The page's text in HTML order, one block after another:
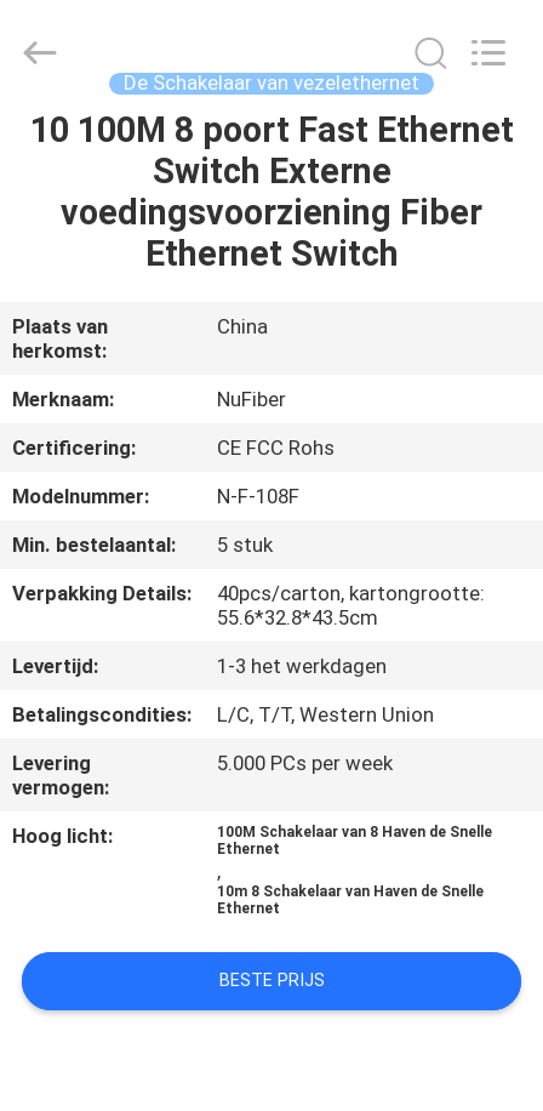
HUIS
PRODUCTEN
ONS
FABRIEKSREIS
KWALITEITSCONTROLE
CONTACTEER
ONS
NIEUWS
VERZOEK
OM
EEN
SITEMAP
Technology
Co.,Ltd.
Developed
De Schakelaar van vezelethernet
10 100M 8 poort Fast Ethernet
Switch Externe
voedingsvoorziening Fiber
Ethernet Switch
Plaats van
herkomst:
China
Merknaam:
NuFiber
Certificering:
CE FCC Rohs
Modelnummer:
N-F-108F
Min. bestelaantal:
5 stuk
Verpakking Details:
40pcs/carton, kartongrootte:
55.6*32.8*43.5cm
Levertijd:
1-3 het werkdagen
Betalingscondities:
L/C, T/T, Western Union
Levering
vermogen:
5.000 PCs per week
Hoog licht:
100M Schakelaar van 8 Haven de Snelle
Ethernet
,
10m 8 Schakelaar van Haven de Snelle
Ethernet
BESTE PRIJS